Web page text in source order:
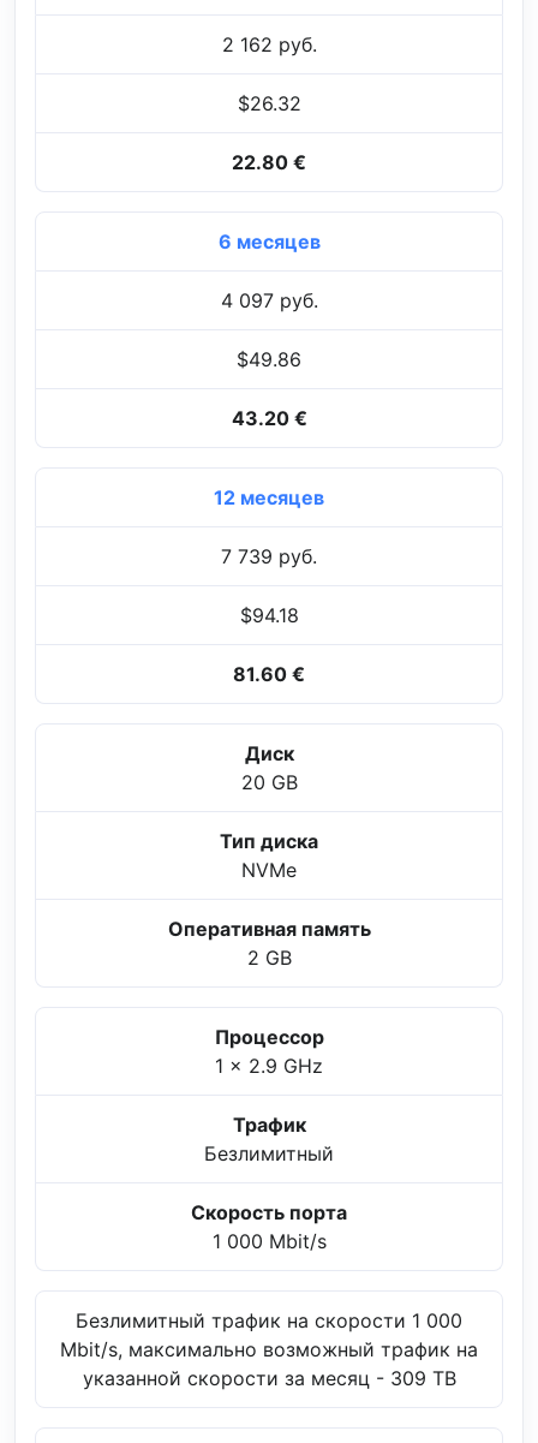
2 162 руб.
$26.32
22.80 €
6 месяцев
4 097 руб.
$49.86
43.20 €
12 месяцев
7 739 руб.
$94.18
81.60 €
Диск
20 GB
Тип диска
NVMe
Оперативная память
2 GB
Процессор
1 x 2.9 GHz
Трафик
Безлимитный
Скорость порта
1 000 Mbit/s
Безлимитный трафик на скорости 1 000
Mbit/s, максимально возможный трафик на
указанной скорости за месяц - 309 TB